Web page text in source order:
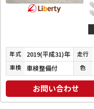
年式 2019(平成31)年 走行
車検 車検整備付 色
お問い合わせ